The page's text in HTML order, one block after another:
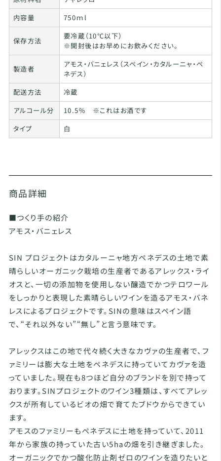
内容量
750ｍl
保存方法
要冷蔵（10℃以下）
※開封後はお早めにお飲みください。
製造者
アモス・バニェレス（スペイン・カタルーニャ・ペ
ネデス）
配送方法
冷蔵
アルコール分
10.5% ※これはお酒です
タイプ
白
商品詳細
■つくり手の紹介
アモス・バニェレス
SIN プロジェクトはカタルーニャ地方ペネデスの土地で素
晴らしいオーガニック栽培の生産者であるアレックス・ライ
オスと、一切の添加物を使用しない醸造でかつテロワール
をしっかりと表現した素晴らしいワインを造るアモス・バネ
レスによるプロジェクトです。SINの意味はスペイン語
で、“それ以外ない”“無し”と言う意味です。
アレックスはこの地で代々続く大きなカヴァの生産者で、フ
ァミリーは膨大な土地をペネデスに持っていてカヴァを造
っていました。現在も8つほど自分のブランドを別で持って
おります。SINプロジェクトのワイン3種類は、すべてアレッ
クスが所有しているビオの畑で育てたブドウからできてい
ます。
アモスのファミリーもペネデスに土地を持っていて、2011
年から家族の持っていた古い5haの畑を引き継ぎました。
オーガニックでかつ酸化防止剤ゼロのワインを造りたいと